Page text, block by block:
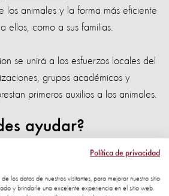
los animales y la forma más eficiente
ellos, como a sus familias.
se unirá a los esfuerzos locales del
grupos académicos y
primeros auxilios a los animales.
ayudar?
Ecuador,
compartiendo esta
Política de privacidad
los datos de nuestros visitantes, para mejorar nuestro sitio
y brindarle una excelente experiencia en el sitio web.